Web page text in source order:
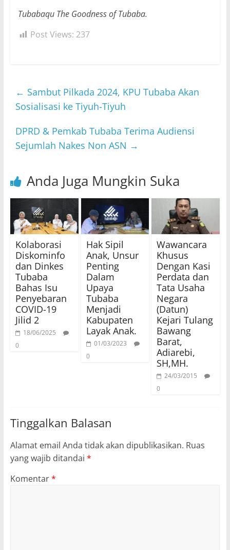
Tubabaqu The Goodness of Tubaba.
Post Views: 237
← Sambut Pilkada 2024, KPU Tubaba Akan
Sosialisasi ke Tiyuh-Tiyuh
DPRD & Pemkab Tubaba Terima Audiensi
Sejumlah Nakes Non ASN →
Anda Juga Mungkin Suka
Kolaborasi
Diskominfo
dan Dinkes
Tubaba
Bahas Isu
Penyebaran
COVID-19
Jilid 2
18/06/2025
0
Hak Sipil
Anak, Unsur
Penting
Dalam
Upaya
Tubaba
Menjadi
Kabupaten
Layak Anak.
01/03/2023
0
Wawancara
Khusus
Dengan Kasi
Perdata dan
Tata Usaha
Negara
(Datun)
Kejari Tulang
Bawang
Barat,
Adiarebi,
SH,MH.
24/03/2015
0
Tinggalkan Balasan
Alamat email Anda tidak akan dipublikasikan. Ruas
yang wajib ditandai *
Komentar*